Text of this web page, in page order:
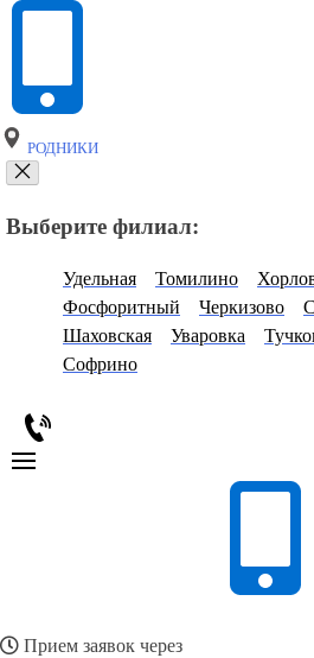
РОДНИКИ
Выберите филиал:
Удельная Томилино
Фосфоритный
Черкизово
Шаховская
Уваровка
Софрино
Прием заявок через